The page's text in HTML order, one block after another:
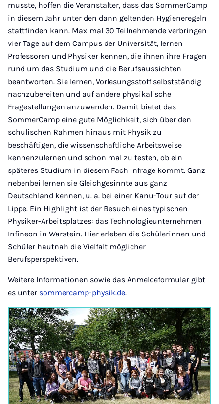
musste, hoffen die Veranstalter, dass das SommerCamp
in diesem Jahr unter den dann geltenden Hygieneregeln
stattfinden kann. Maximal 30 Teilnehmende verbringen
vier Tage auf dem Campus der Universität, lernen
Professoren und Physiker kennen, die ihnen ihre Fragen
rund um das Studium und die Berufsaussichten
beantworten. Sie lernen, Vorlesungsstoff selbstständig
nachzubereiten und auf andere physikalische
Fragestellungen anzuwenden. Damit bietet das
SommerCamp eine gute Möglichkeit, sich über den
schulischen Rahmen hinaus mit Physik zu
beschäftigen, die wissenschaftliche Arbeitsweise
kennenzulernen und schon mal zu testen, ob ein
späteres Studium in diesem Fach infrage kommt. Ganz
nebenbei lernen sie Gleichgesinnte aus ganz
Deutschland kennen, u. a. bei einer Kanu-Tour auf der
Lippe. Ein Highlight ist der Besuch eines typischen
Physiker-Arbeitsplatzes: das Technologieunternehmen
Infineon in Warstein. Hier erleben die Schülerinnen und
Schüler hautnah die Vielfalt möglicher
Berufsperspektiven.
Weitere Informationen sowie das Anmeldeformular gibt
es unter sommercamp-physik.de.